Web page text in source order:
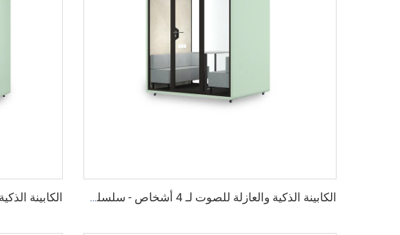
الكابينة الذكية والعازلة للصوت لـ 4 أشخاص - سلسلة Cyspace X